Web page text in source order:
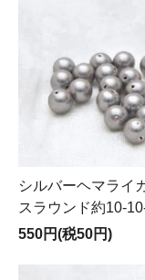
シルバーヘマライ
スラウンド約10-
550円(税50円)